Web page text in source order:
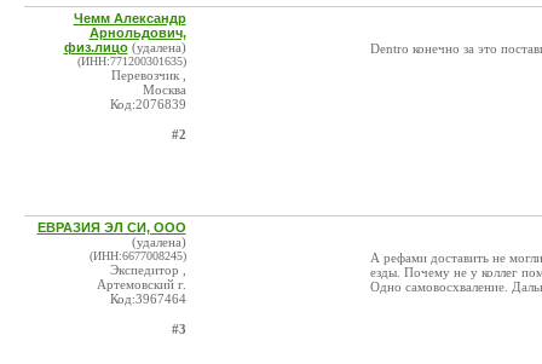
Чемм Александр
Арнольдович,
физ.лицо (удалена)
(ИНН:771200301635)
Перевозчик ,
Москва
Код:2076839
#2
Dentro конечно за это
ЕВРАЗИЯ ЭЛ СИ, ООО
(удалена)
(ИНН:6677008245)
Экспедитор ,
Артемовский г.
Код:3967464
#3
А рефами доставить не
езды. Почему не у коллег
Одно самовосхваление.